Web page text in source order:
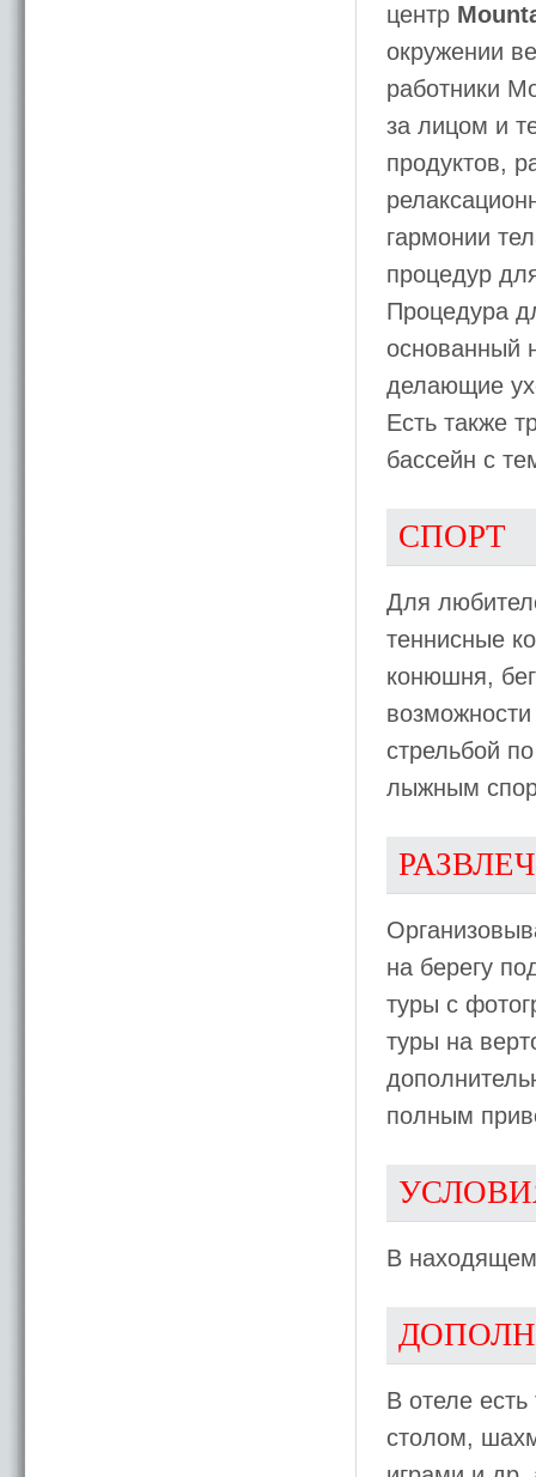
центр
окружении
работники
за лицом и
продуктов,
гармонии
процедур
Процедура
основанный
делающие
Есть также
бассейн с
СПОРТ
Для
теннисные
конюшня,
стрельбой
лыжным
на берегу
туры с
туры на
полным
В
В отеле
столом,